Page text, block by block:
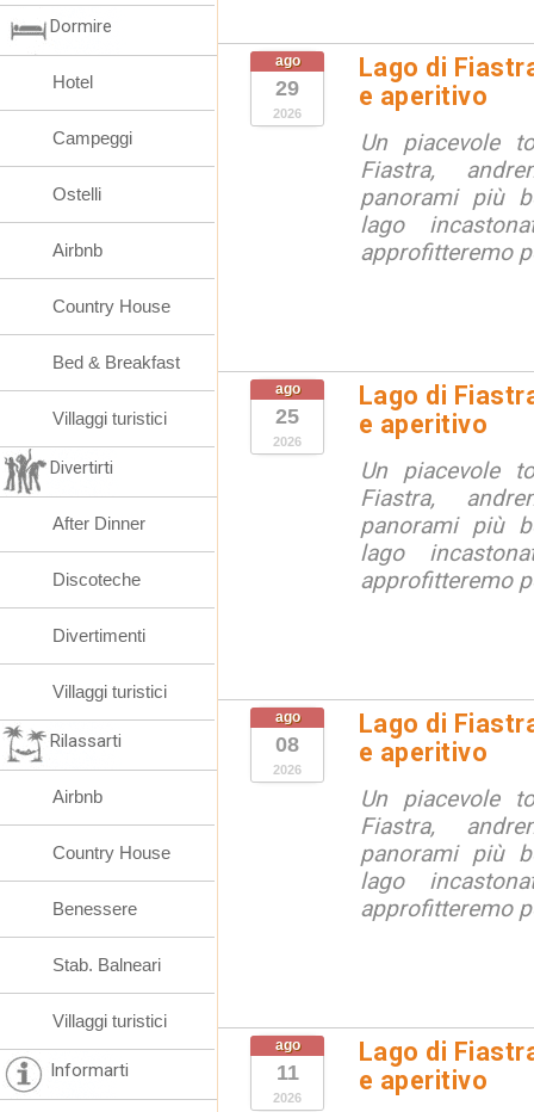
ago
29
2026
Lago di
e aperitivo
Un piacevole
Fiastra,
panorami più
lago
approfitteremo
ago
25
2026
Lago di
e aperitivo
Un piacevole
Fiastra,
panorami più
lago
approfitteremo
ago
08
2026
Lago di
e aperitivo
Un piacevole
Fiastra,
panorami più
lago
approfitteremo
ago
11
2026
Lago di
e aperitivo
Dormire
Hotel
Campeggi
Ostelli
Airbnb
Country House
Bed & Breakfast
Villaggi turistici
Divertirti
After Dinner
Discoteche
Divertimenti
Villaggi turistici
Rilassarti
Airbnb
Country House
Benessere
Stab. Balneari
Villaggi turistici
Informarti